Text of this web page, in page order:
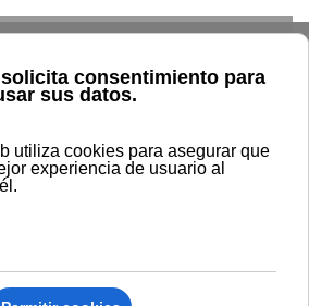
Rectoral 273/2025, de 17 de
Internacional de Andalucía, por la
el programa de Doctorado en
y Computación, curso académico